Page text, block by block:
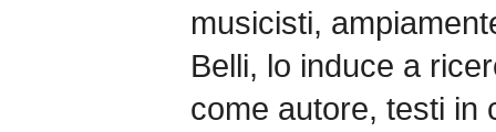
musicisti,
Belli, lo induce a
come autore, testi in